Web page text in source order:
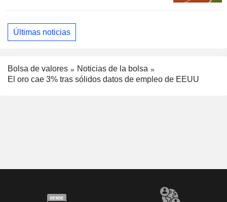
Últimas noticias
Bolsa de valores
Noticias de la bolsa
El oro cae 3% tras sólidos datos de empleo de EEUU